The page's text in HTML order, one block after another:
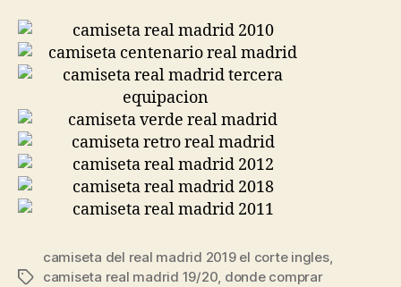
Etiquetas
camiseta del real madrid 2019 el corte ingles,
camiseta real madrid 19/20, donde comprar